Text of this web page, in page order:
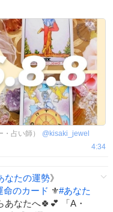
占い師） @ kisaki_jewel
4:34
なたの運勢》
命のカード ⚜️#あなた
あなたへ🍀💕 「A・